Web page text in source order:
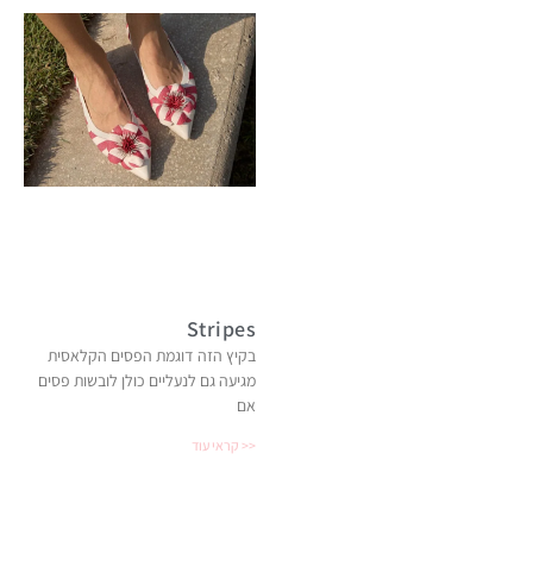
Stripes
בקיץ הזה דוגמת הפסים הקלאסית
מגיעה גם לנעליים כולן לובשות פסים
אם
קראי עוד >>